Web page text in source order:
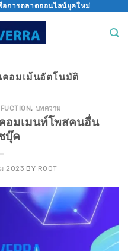
อการตลาดออนไลน์ยุคใหม่
คอมเม้นอัตโนมัติ
, บทความ
อมเมนท์โพสคนอื่น
บุ๊ค
2023 BY ROOT